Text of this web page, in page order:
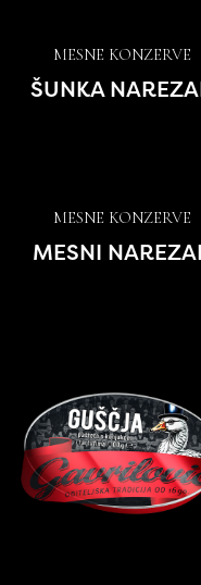
MESNE KONZERVE
ŠUNKA
MESNE KONZERVE
MESNI